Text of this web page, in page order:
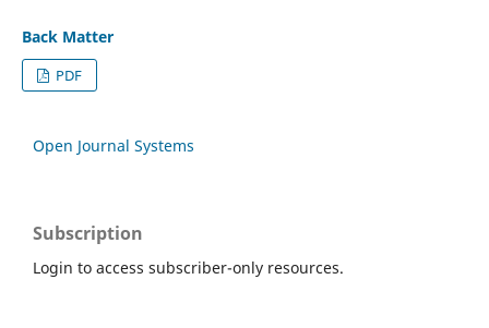
Back Matter
PDF
Open Journal Systems
Subscription
Login to access subscriber-only resources.